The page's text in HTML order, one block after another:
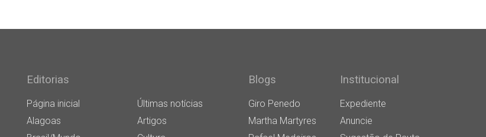
Editorias
Página inicial
Últimas notícias
Alagoas
Artigos
Blogs
Giro Penedo
Martha Martyres
Institucional
Expediente
Anuncie